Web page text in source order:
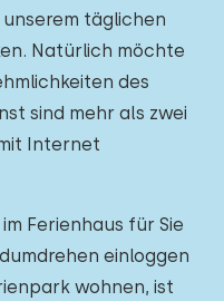
täglichen
Natürlich möchte
des
sind mehr als zwei
Internet
Ferienhaus für Sie
einloggen
wohnen, ist